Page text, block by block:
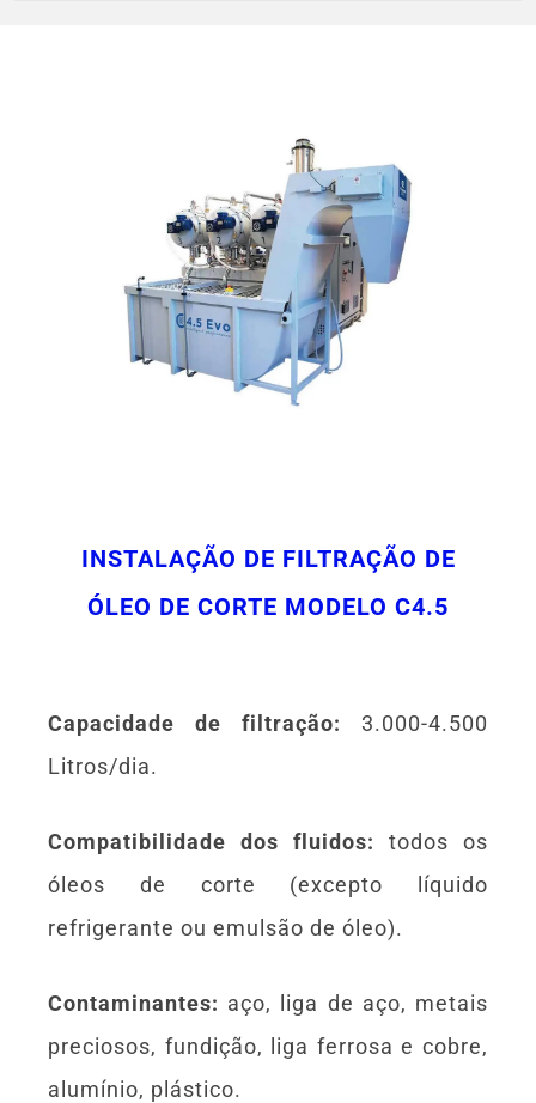
INSTALAÇÃO DE FILTRAÇÃO DE
ÓLEO DE CORTE MODELO C4.5
Capacidade de filtração: 3.000-4.500
Litros/dia.
Compatibilidade dos fluidos: todos os
óleos de corte (excepto líquido
refrigerante ou emulsão de óleo).
Contaminantes: aço, liga de aço, metais
preciosos, fundição, liga ferrosa e cobre,
alumínio, plástico.